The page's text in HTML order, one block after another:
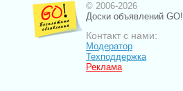
© 2006-2026
Доски объявлений GO!
Контакт с нами:
Модератор
Техподдержка
Реклама